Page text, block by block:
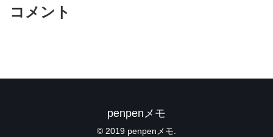
コメント
penpenメモ
© 2019 penpenメモ.